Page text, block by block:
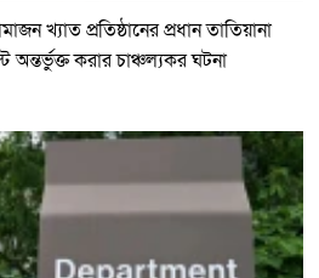
খ্যাত প্রতিষ্ঠানের প্রধান তাতিয়ানা
করার চাঞ্চল্যকর ঘটনা